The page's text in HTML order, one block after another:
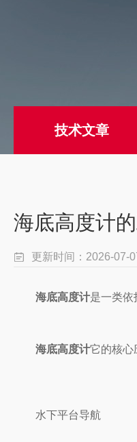
技术文章
海底高度计
更新时间：2026-07-
海底高度计是一类依
海底高度计它的核心
‌水下平台导航‌